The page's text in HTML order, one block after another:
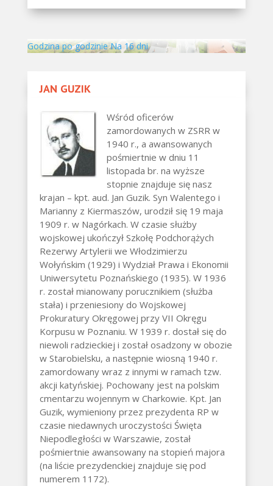
Godzina po godzinie Na 16 dni
JAN GUZIK
Wśród oficerów
zamordowanych w ZSRR w
1940 r., a awansowanych
pośmiertnie w dniu 11
listopada br. na wyższe
stopnie znajduje się nasz
krajan – kpt. aud. Jan Guzik. Syn Walentego i
Marianny z Kiermaszów, urodził się 19 maja
1909 r. w Nagórkach. W czasie służby
wojskowej ukończył Szkołę Podchorążych
Rezerwy Artylerii we Włodzimierzu
Wołyńskim (1929) i Wydział Prawa i Ekonomii
Uniwersytetu Poznańskiego (1935). W 1936
r. został mianowany porucznikiem (służba
stała) i przeniesiony do Wojskowej
Prokuratury Okręgowej przy VII Okręgu
Korpusu w Poznaniu. W 1939 r. dostał się do
niewoli radzieckiej i został osadzony w obozie
w Starobielsku, a następnie wiosną 1940 r.
zamordowany wraz z innymi w ramach tzw.
akcji katyńskiej. Pochowany jest na polskim
cmentarzu wojennym w Charkowie. Kpt. Jan
Guzik, wymieniony przez prezydenta RP w
czasie niedawnych uroczystości Święta
Niepodległości w Warszawie, został
pośmiertnie awansowany na stopień majora
(na liście prezydenckiej znajduje się pod
numerem 1172).